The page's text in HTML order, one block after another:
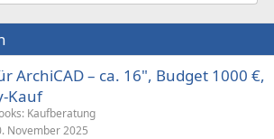
ArchiCAD – ca. 16", Budget 1000 €,
Kauf
Kaufberatung
November 2025